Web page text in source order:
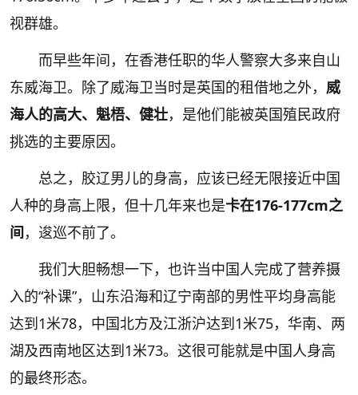
视群雄。
而早些年间，在香港任职的华人警察大多来自山
东威海卫。除了威海卫当时是英国的租借地之外， 威
海人的高大、魁梧、健壮，是他们能被英国殖民政府
挑选的主要原因。
总之，胶辽男儿的身高，应该已经无限接近中国
人种的身高上限，但十几年来也是卡在176-177cm之
间，逡巡不前了。
我们大胆畅想一下，也许当中国人完成了营养摄
入的“补课”，山东沿海和辽宁南部的男性平均身高能
达到1米78，中国北方及江浙沪达到1米75，华南、两
湖及西南地区达到1米73。这很可能就是中国人身高
的最终形态。